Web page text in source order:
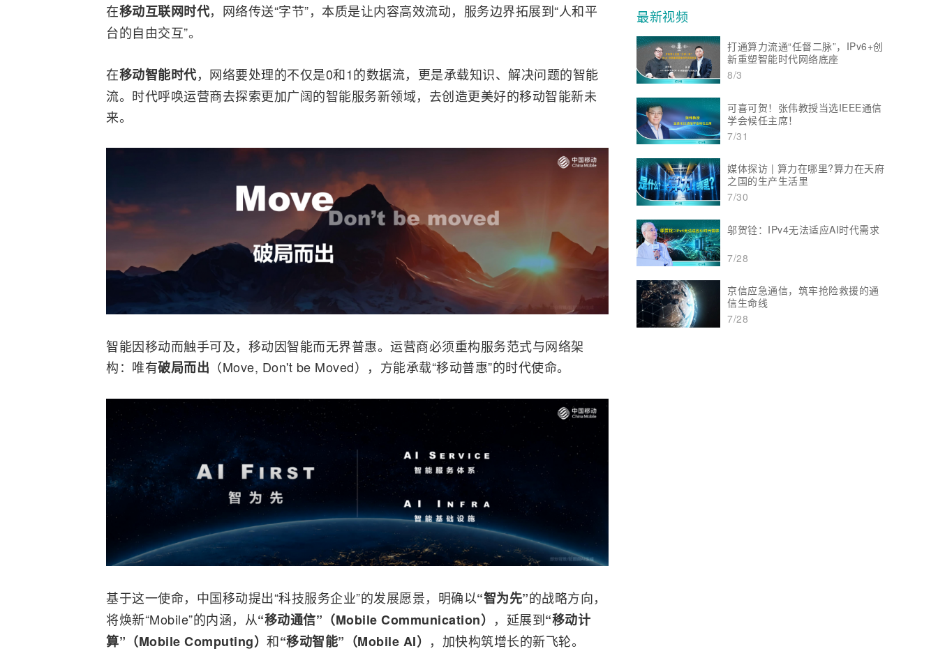
在移动互联网时代，网络传送“字节”，本质是让内容高效流动，服务边界拓展到“人和平
台的自由交互”。
在移动智能时代，网络要处理的不仅是0和1的数据流，更是承载知识、解决问题的智能
流。时代呼唤运营商去探索更加广阔的智能服务新领域，去创造更美好的移动智能新未
来。
智能因移动而触手可及，移动因智能而无界普惠。运营商必须重构服务范式与网络架
构：唯有破局而出 （Move, Don't be Moved），方能承载“移动普惠”的时代使命。
基于这一使命，中国移动提出“科技服务企业”的发展愿景，明确以“智为先”的战略方向，
将焕新“Mobile”的内涵，从“移动通信”（Mobile Communication） ，延展到“移动计
算”（Mobile Computing） 和“移动智能”（Mobile AI） ，加快构筑增长的新飞轮。
最新视频
打通算力流通“任督二脉”，IPv6+创
新重塑智能时代网络底座
8/3
可喜可贺！张伟教授当选IEEE通信
学会候任主席！
7/31
媒体探访 | 算力在哪里?算力在天府
之国的生产生活里
7/30
邬贺铨：IPv4无法适应AI时代需求
7/28
京信应急通信，筑牢抢险救援的通
信生命线
7/28